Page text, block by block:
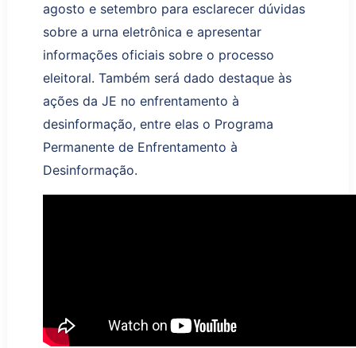
agosto e setembro para esclarecer dúvidas
sobre a urna eletrônica e apresentar
informações oficiais sobre o processo
eleitoral. Também será dado destaque às
ações da JE no enfrentamento à
desinformação, entre elas o Programa
Permanente de Enfrentamento à
Desinformação.